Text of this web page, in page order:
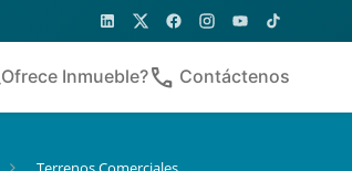
Inmueble?phone Contáctenos
Terrenos Comerciales